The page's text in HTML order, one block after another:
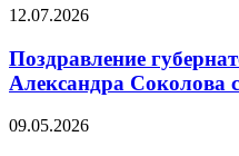
12.07.2026
Поздравление
Александра Соколова
09.05.2026